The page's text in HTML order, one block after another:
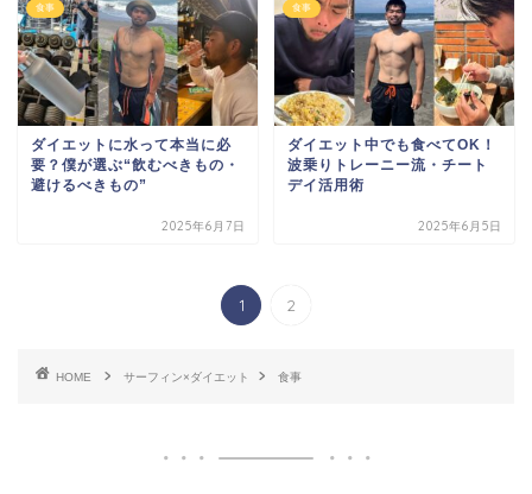
食事
ダイエットに水って本当に必
要？僕が選ぶ“飲むべきもの・
避けるべきもの”
2025年6月7日
食事
ダイエット中でも食べてOK！
波乗りトレーニー流・チート
デイ活用術
2025年6月5日
1 2
HOME サーフィン×ダイエット 食事